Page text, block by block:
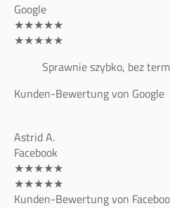
Google
★★★★★
★★★★★
Sprawnie szybko, bez
Kunden-Bewertung von Google
Astrid A.
Facebook
★★★★★
★★★★★
Kunden-Bewertung von